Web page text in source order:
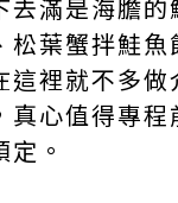
滿是海膽的
松葉蟹拌鮭
這裡就不多做
心值得專程
。